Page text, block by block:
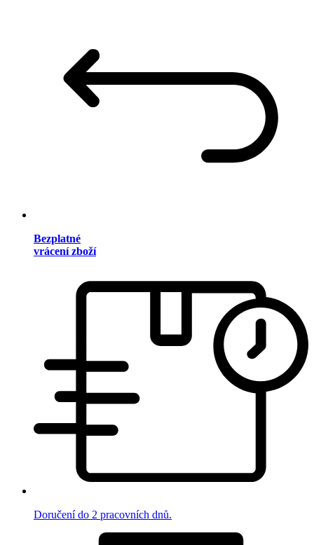
Bezplatné
vrácení zboží
Doručení do 2 pracovních dnů.